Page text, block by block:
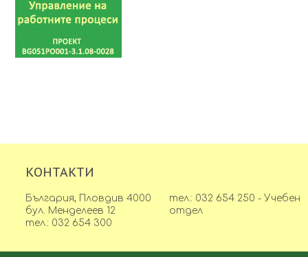
КОНТАКТИ
България, Пловдив 4000
бул. Менделеев 12
тел.: 032 654 300
тел.: 032 654 250 - Учебен
отдел